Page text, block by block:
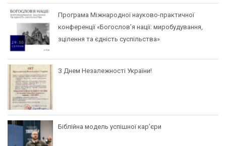
Програма Міжнародної науково-практичної
конференції «Богослов’я нації: миробудування,
зцілення та єдність суспільства»
З Днем Незалежності України!
Біблійна модель успішної кар’єри